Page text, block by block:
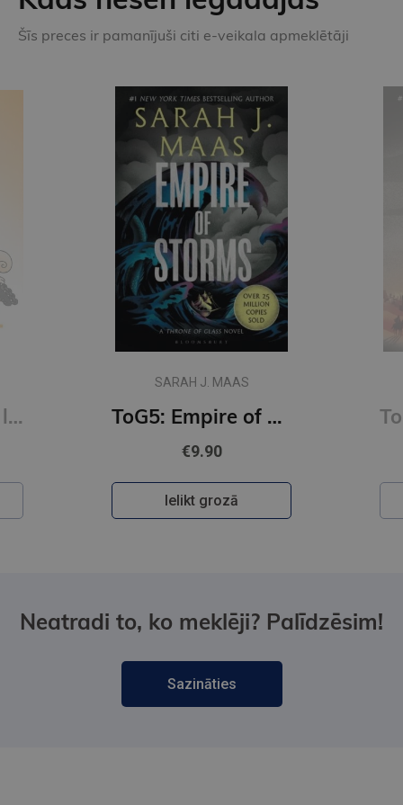
Šīs preces ir pamanījuši citi e-veikala apmeklētāji
Burtnīca 1.kl. 12 lapas lielrūtiņu
SARAH J. MAAS
ToG5: Empire of Storms: From the best-selling author of A Court of Thorns and Roses
€9.90
Ielikt grozā
Neatradi to, ko meklēji? Palīdzēsim!
Sazināties